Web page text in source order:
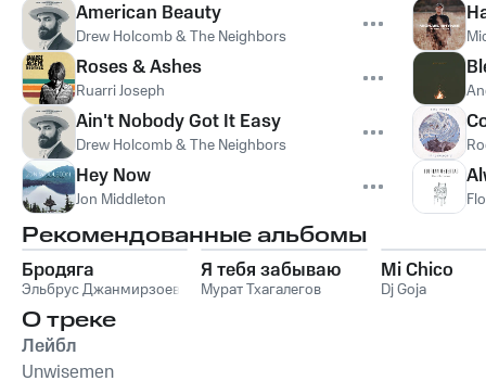
American Beauty
Drew Holcomb & The Neighbors
Roses & Ashes
Ruarri Joseph
Ain't Nobody Got It Easy
Drew Holcomb & The Neighbors
Hey Now
Jon Middleton
Рекомендованные альбомы
Бродяга
Эльбрус Джанмирзоев
Я тебя забываю
Мурат Тхагалегов
Mi Chico
Dj Goja
О треке
Лейбл
Unwisemen